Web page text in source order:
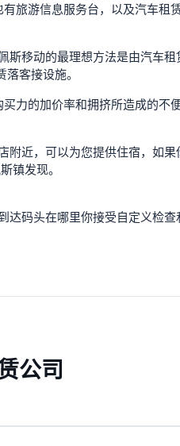
旅游信息服务台，以及汽车租
移动的最理想方法是由汽车
客接设施。
力的加价率和拥挤所造成的
近，可以为您提供住宿，如
镇发现。
码头在哪里你接受自定义检
公司